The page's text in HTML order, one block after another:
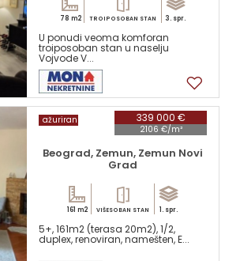
78 m2 TROIPOSOBAN STAN 3. spr.
U ponudi veoma komforan
troiposoban stan u naselju
Vojvode V...
339 000 €
2106 €/m²
ažuriran
Beograd, Zemun, Zemun Novi
Grad
161 m2 VIŠESOBAN STAN 1. spr.
5+, 161m2 (terasa 20m2), 1/2,
duplex, renoviran, namešten, E...